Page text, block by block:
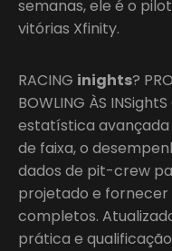
semanas, ele é o
vitórias Xfinity.
RACING inights?
BOWLING ÀS
estatística
de faixa, o
dados de pit-crew
projetado e
completos.
prática e